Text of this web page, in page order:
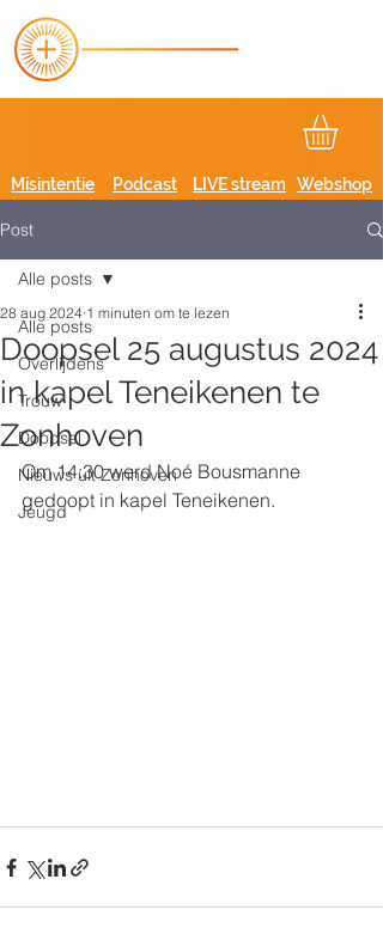
Podcast
Misintentie LIVE stream Webshop
Post
Alle posts
Overlijdens
Trouw
Doopsel
Nieuws uit Zonhoven
Jeugd
Alle posts
Doopsel 25 augustus 2024
in kapel Teneikenen te
Zonhoven
28 aug 2024 1 minuten om te lezen
Om 14:30 werd Noé Bousmanne
gedoopt in kapel Teneikenen.